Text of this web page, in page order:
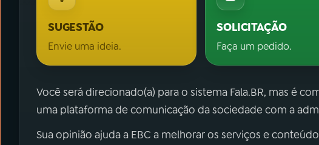
SUGESTÃO
Envie uma ideia.
SOLICITAÇÃO
Faça um pedido.
Você será direcionado(a) para o sistema Fala.BR, mas é
uma plataforma de comunicação da sociedade com a
Sua opinião ajuda a EBC a melhorar os serviços e